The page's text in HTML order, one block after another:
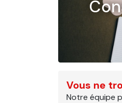
Vous ne
Notre équipe